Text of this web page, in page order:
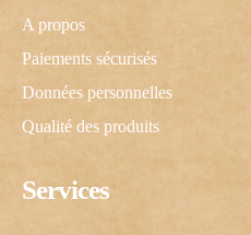
Services
A propos
Paiements sécurisés
Données personnelles
Qualité des produits